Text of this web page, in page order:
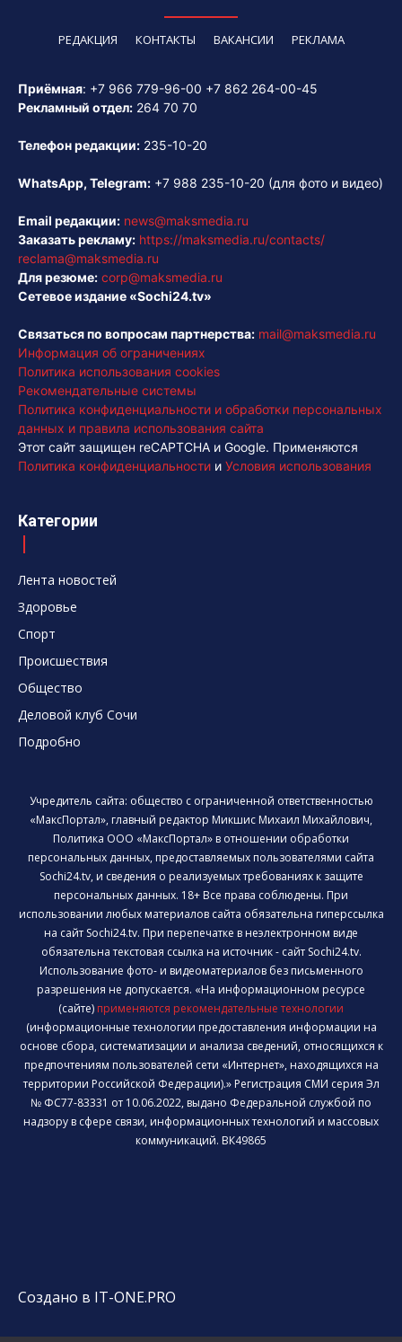
РЕДАКЦИЯ КОНТАКТЫ ВАКАНСИИ РЕКЛАМА
Приёмная: +7 966 779-96-00 +7 862 264-00-45
Рекламный отдел: 264 70 70
Телефон редакции: 235-10-20
WhatsApp, Telegram: +7 988 235-10-20 (для фото и видео)
Email редакции: news@maksmedia.ru
Заказать рекламу: https://maksmedia.ru/contacts/
reclama@maksmedia.ru
Для резюме: corp@maksmedia.ru
Сетевое издание «Sochi24.tv»
Связаться по вопросам партнерства: mail@maksmedia.ru
Информация об ограничениях
Политика использования cookies
Рекомендательные системы
Политика конфиденциальности и обработки персональных
данных и правила использования сайта
Этот сайт защищен reCAPTCHA и Google. Применяются
Политика конфиденциальности и Условия использования
Категории
Лента новостей
Здоровье
Спорт
Происшествия
Общество
Деловой клуб Сочи
Подробно
Учредитель сайта: общество с ограниченной ответственностью
«МаксПортал», главный редактор Микшис Михаил Михайлович,
Политика ООО «МаксПортал» в отношении обработки
персональных данных, предоставляемых пользователями сайта
Sochi24.tv, и сведения о реализуемых требованиях к защите
персональных данных. 18+ Все права соблюдены. При
использовании любых материалов сайта обязательна гиперссылка
на сайт Sochi24.tv. При перепечатке в неэлектронном виде
обязательна текстовая ссылка на источник - сайт Sochi24.tv.
Использование фото- и видеоматериалов без письменного
разрешения не допускается. «На информационном ресурсе
(сайте) применяются рекомендательные технологии
(информационные технологии предоставления информации на
основе сбора, систематизации и анализа сведений, относящихся к
предпочтениям пользователей сети «Интернет», находящихся на
территории Российской Федерации).» Регистрация СМИ серия Эл
№ ФС77-83331 от 10.06.2022, выдано Федеральной службой по
надзору в сфере связи, информационных технологий и массовых
коммуникаций. ВК49865
Создано в IT-ONE.PRO